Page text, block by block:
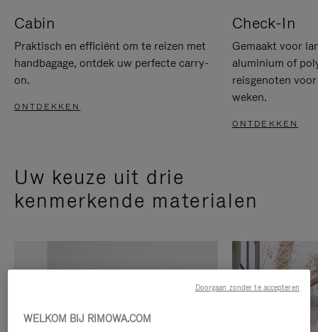
Cabin
Praktisch en efficiënt om te reizen met
handbagage, ontdek uw perfecte carry-
on.
ONTDEKKEN
Check-In
Gemaakt voor
aluminium of
reisgenoten
weken.
ONTDEKKEN
Uw keuze uit drie
kenmerkende materialen
WELKOM BIJ RIMOWA.COM
Doorgaan zonder te accepteren